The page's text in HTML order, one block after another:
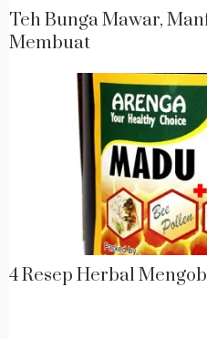
Teh Bunga Mawar,
Membuat
4 Resep Herbal